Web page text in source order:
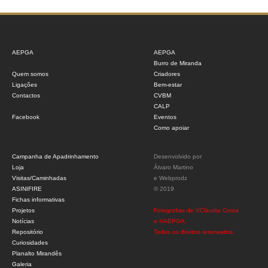
AEPGA
Quem somos
Ligações
Contactos
Facebook
AEPGA
Burro de Miranda
Criadores
Bem-estar
CVBM
CALP
Eventos
Como apoiar
Campanha de Apadrinhamento
Loja
Visitas/Caminhadas
ASINIFIRE
Fichas informativas
Projetos
Notícias
Repositório
Curiosidades
Planalto Mirandês
Galeria
Desenvolvido por
Álvaro Martino
e Webprodz
© 2019
Fotografias de ©Cláudia Costa
e ©AEPGA.
Todos os direitos reservados.